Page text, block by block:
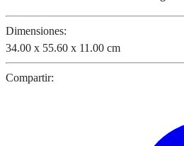
Dimensiones:
34.00 x 55.60 x 11.00 cm
Compartir: